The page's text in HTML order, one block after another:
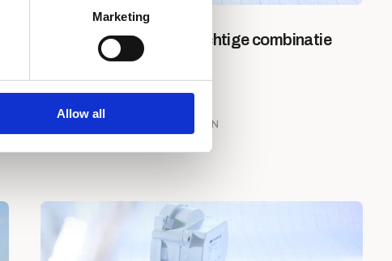
Marketing
Allow all
Lidar en AGV’s: een krachtige combinatie
voor precisielandbouw
AGROTECHNOLOGIE
2 MIN